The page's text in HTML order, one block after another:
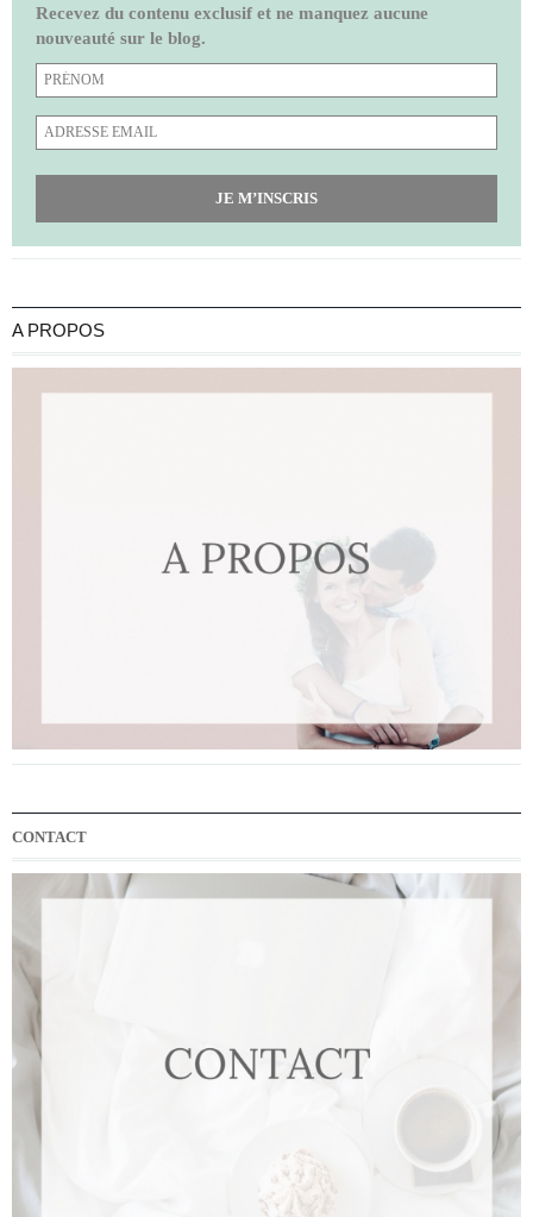
Recevez du contenu exclusif et ne manquez aucune
nouveauté sur le blog.
JE M’INSCRIS
A PROPOS
CONTACT